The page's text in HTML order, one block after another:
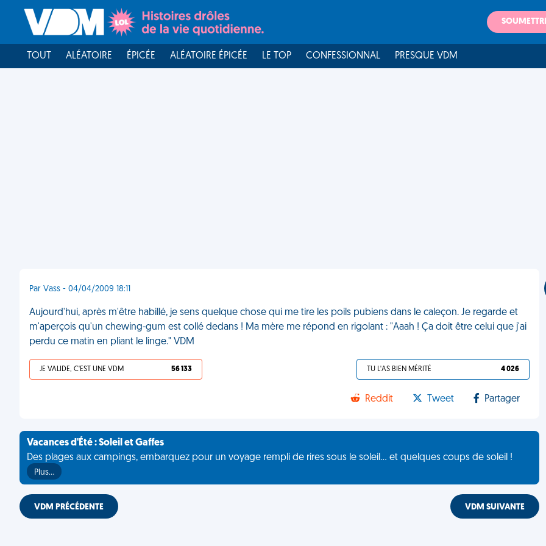
TOUT ALÉATOIRE ÉPICÉE ALÉATOIRE ÉPICÉE LE TOP CONFESSIONNAL PRESQUE VDM
Par Vass - 04/04/2009 18:11
Aujourd'hui, après m'être habillé, je sens quelque chose qui me tire les poils pubiens dans le caleçon. Je regarde et
m'aperçois qu'un chewing-gum est collé dedans ! Ma mère me répond en rigolant : "Aaah ! Ça doit être celui que j'ai
perdu ce matin en pliant le linge." VDM
JE VALIDE, C'EST UNE VDM 56 133 TU L'AS BIEN MÉRITÉ 4 026
Reddit Tweet Partager
Vacances d'Été : Soleil et Gaffes
Des plages aux campings, embarquez pour un voyage rempli de rires sous le soleil... et quelques coups de soleil !
Plus…
VDM PRÉCÉDENTE VDM SUIVANTE